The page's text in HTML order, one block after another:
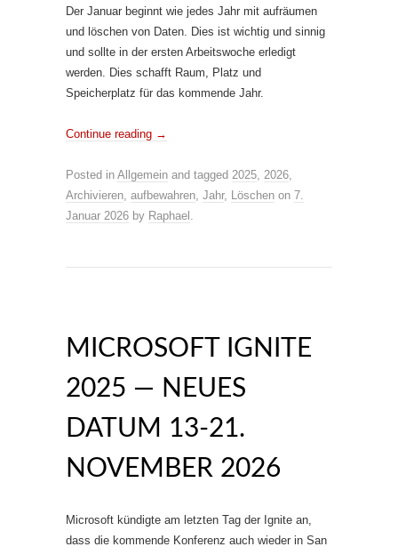
Der Januar beginnt wie jedes Jahr mit aufräumen
und löschen von Daten. Dies ist wichtig und sinnig
und sollte in der ersten Arbeitswoche erledigt
werden. Dies schafft Raum, Platz und
Speicherplatz für das kommende Jahr.
Continue reading →
Posted in Allgemein and tagged 2025, 2026,
Archivieren, aufbewahren, Jahr, Löschen on 7.
Januar 2026 by Raphael .
MICROSOFT IGNITE
2025 — NEUES
DATUM 13-21.
NOVEMBER 2026
Microsoft kündigte am letzten Tag der Ignite an,
dass die kommende Konferenz auch wieder in San